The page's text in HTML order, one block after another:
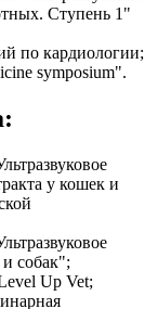
Ступень 1"
по кардиологии;
symposium".
у кошек и
собак";
Up Vet;